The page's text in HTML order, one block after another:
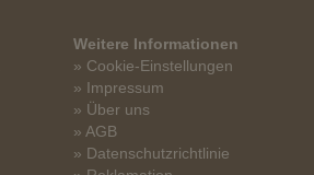
Weitere Informationen
» Cookie-Einstellungen
» Impressum
» Über uns
» AGB
» Datenschutzrichtlinie